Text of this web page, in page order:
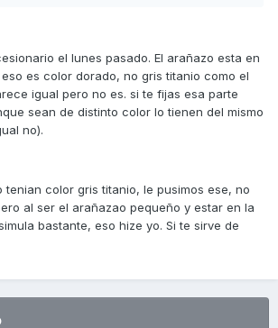
el lunes pasado. El arañazo esta en
es color dorado, no gris titanio como el
igual pero no es. si te fijas esa parte
sean de distinto color lo tienen del mismo
no).
tenian color gris titanio, le pusimos ese, no
al ser el arañazao pequeño y estar en la
bastante, eso hize yo. Si te sirve de